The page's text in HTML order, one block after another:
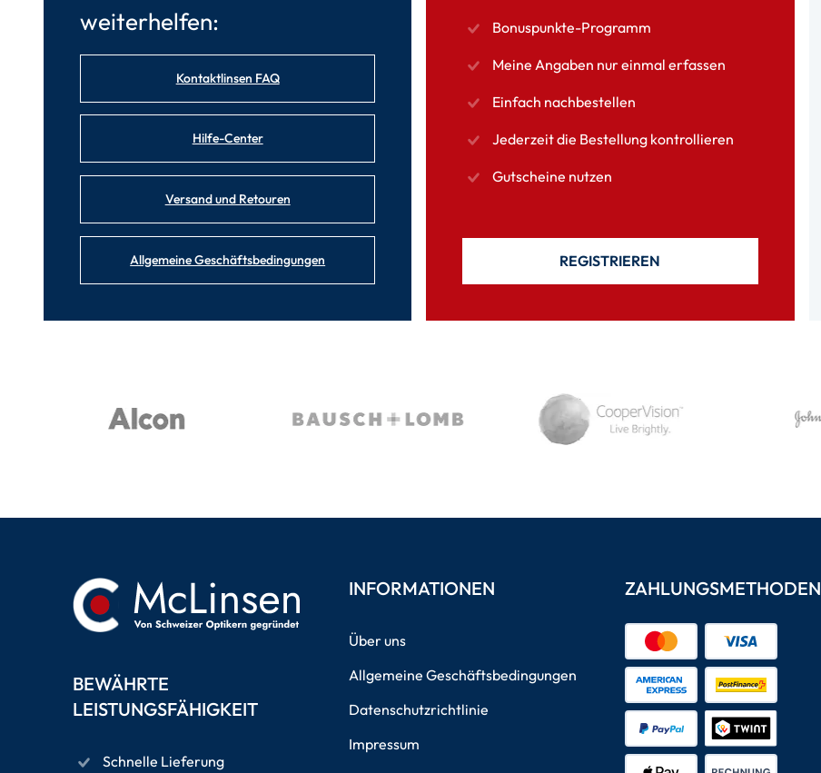
weiterhelfen:
Kontaktlinsen FAQ
Hilfe-Center
Versand und Retouren
Allgemeine Geschäftsbedingungen
Bonuspunkte-Programm
Meine Angaben nur einmal erfassen
Einfach nachbestellen
Jederzeit die Bestellung kontrollieren
Gutscheine nutzen
REGISTRIEREN
BEWÄHRTE
LEISTUNGSFÄHIGKEIT
Schnelle Lieferung
INFORMATIONEN
Über uns
Allgemeine Geschäftsbedingungen
Datenschutzrichtlinie
Impressum
ZAHLUNGSMETHODEN